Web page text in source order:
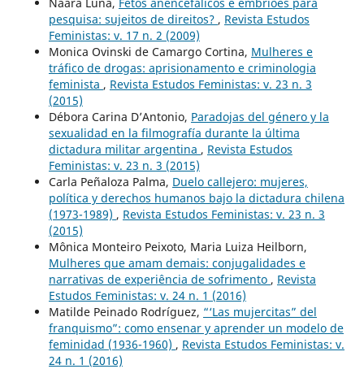
pesquisa: sujeitos de direitos? , Revista Estudos
Feministas: v. 17 n. 2 (2009)
Monica Ovinski de Camargo Cortina, Mulheres e
tráfico de drogas: aprisionamento e criminologia
feminista , Revista Estudos Feministas: v. 23 n. 3
(2015)
Débora Carina D’Antonio, Paradojas del género y la
sexualidad en la filmografía durante la última
dictadura militar argentina , Revista Estudos
Feministas: v. 23 n. 3 (2015)
Carla Peñaloza Palma, Duelo callejero: mujeres,
política y derechos humanos bajo la dictadura chilena
(1973-1989) , Revista Estudos Feministas: v. 23 n. 3
(2015)
Mônica Monteiro Peixoto, Maria Luiza Heilborn,
Mulheres que amam demais: conjugalidades e
narrativas de experiência de sofrimento , Revista
Estudos Feministas: v. 24 n. 1 (2016)
Matilde Peinado Rodríguez, “‘Las mujercitas” del
franquismo”: como ensenar y aprender un modelo de
feminidad (1936-1960) , Revista Estudos Feministas: v.
24 n. 1 (2016)